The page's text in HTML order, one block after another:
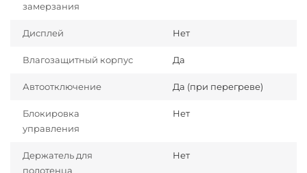
замерзания
Дисплей Нет
Влагозащитный корпус Да
Автоотключение Да (при перегреве)
Блокировка
управления
Нет
Держатель для
полотенца
Нет